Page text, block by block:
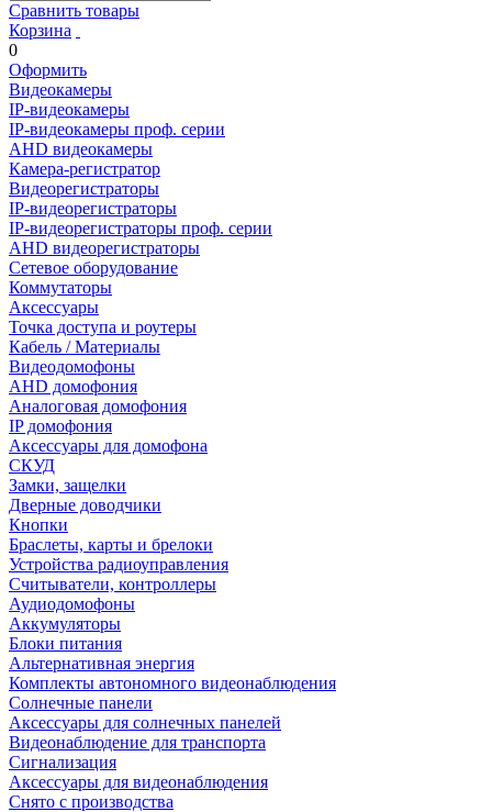
Сравнить товары
Корзина
0
Оформить
Видеокамеры
IP-видеокамеры
IP-видеокамеры проф. серии
AHD видеокамеры
Камера-регистратор
Видеорегистраторы
IP-видеорегистраторы
IP-видеорегистраторы проф. серии
AHD видеорегистраторы
Сетевое оборудование
Коммутаторы
Аксессуары
Точка доступа и роутеры
Кабель / Материалы
Видеодомофоны
AHD домофония
Аналоговая домофония
IP домофония
Аксессуары для домофона
СКУД
Замки, защелки
Дверные доводчики
Кнопки
Браслеты, карты и брелоки
Устройства радиоуправления
Считыватели, контроллеры
Аудиодомофоны
Аккумуляторы
Блоки питания
Альтернативная энергия
Комплекты автономного видеонаблюдения
Солнечные панели
Аксессуары для солнечных панелей
Видеонаблюдение для транспорта
Сигнализация
Аксессуары для видеонаблюдения
Снято с производства